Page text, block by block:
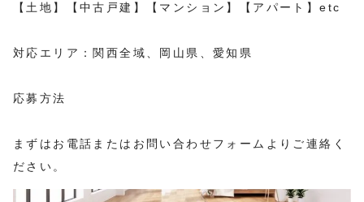
【土地】【中古戸建】【マンション】【アパート】etc
対応エリア：関西全域、岡山県、愛知県
応募方法
まずはお電話またはお問い合わせフォームよりご連絡く
ださい。